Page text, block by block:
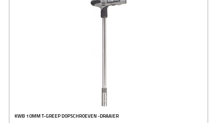
KWB 10MM T-GREEP DOPSCHROEVEN -DRAAIER